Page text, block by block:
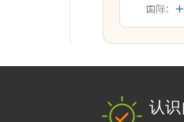
国际：
认识